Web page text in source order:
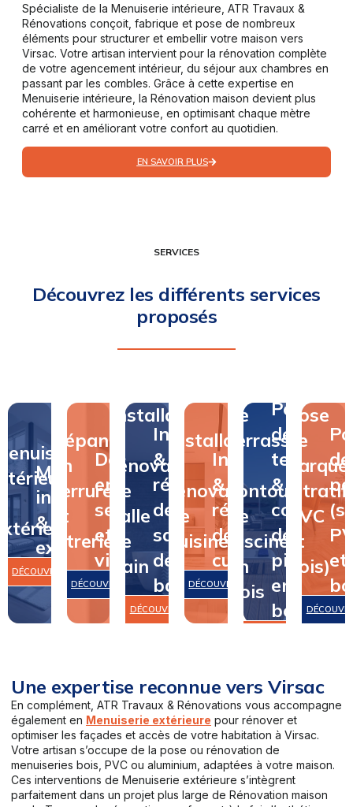
Spécialiste de la Menuiserie intérieure, ATR Travaux &
Rénovations conçoit, fabrique et pose de nombreux
éléments pour structurer et embellir votre maison vers
Virsac. Votre artisan intervient pour la rénovation complète
de votre agencement intérieur, du séjour aux chambres en
passant par les combles. Grâce à cette expertise en
Menuiserie intérieure, la Rénovation maison devient plus
cohérente et harmonieuse, en optimisant chaque mètre
carré et en améliorant votre confort au quotidien.
EN SAVOIR PLUS
SERVICES
Découvrez les différents services
proposés
Menuiserie
intérieure
&
extérieure
DÉCOUVRIR
Dépannage
en
serrurerie
et
vitrerie
Dépannage
en
serrurerie
et
vitrerie
DÉCOUVRIR
Installation
&
rénovation
de
salle
de
bain
Installation
rénovation
de
salle
de
bain
DÉCOUVRIR
Installation
&
rénovation
de
cuisine
Installation
rénovation
de
cuisine
DÉCOUVRIR
Pose
de
terrasse
&
contour
de
piscine
en
bois
de
terrasse
contour
de
piscine
en
bois
de
et
Pose
de
PVC
et
bois)
Une expertise reconnue vers Virsac
En complément, ATR Travaux & Rénovations vous accompagne
également en Menuiserie extérieure pour rénover et
optimiser les façades et accès de votre habitation à Virsac.
Votre artisan s’occupe de la pose ou rénovation de
menuiseries bois, PVC ou aluminium, adaptées à votre maison.
Ces interventions de Menuiserie extérieure s’intègrent
parfaitement dans un projet plus large de Rénovation maison